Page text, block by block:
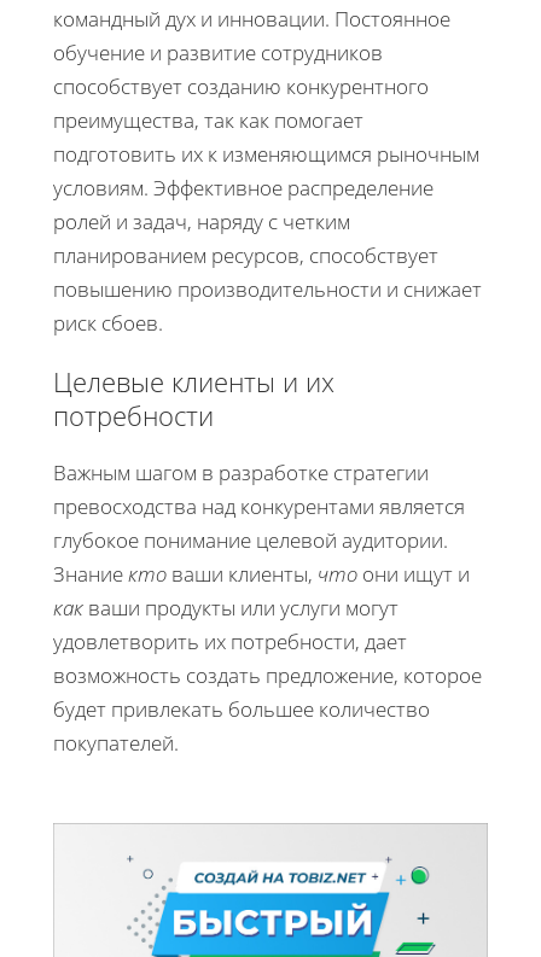
командный дух и инновации. Постоянное
обучение и развитие сотрудников
способствует созданию конкурентного
преимущества, так как помогает
подготовить их к изменяющимся рыночным
условиям. Эффективное распределение
ролей и задач, наряду с четким
планированием ресурсов, способствует
повышению производительности и снижает
риск сбоев.
Целевые клиенты и их
потребности
Важным шагом в разработке стратегии
превосходства над конкурентами является
глубокое понимание целевой аудитории.
Знаниекто ваши клиенты, что они ищут и
как ваши продукты или услуги могут
удовлетворить их потребности, дает
возможность создать предложение, которое
будет привлекать большее количество
покупателей.